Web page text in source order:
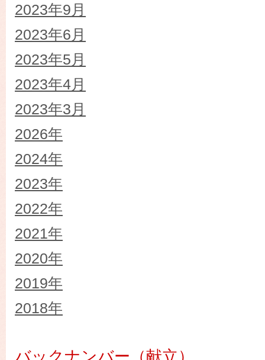
2023年9月
2023年6月
2023年5月
2023年4月
2023年3月
2026年
2024年
2023年
2022年
2021年
2020年
2019年
2018年
バックナンバー（献立）